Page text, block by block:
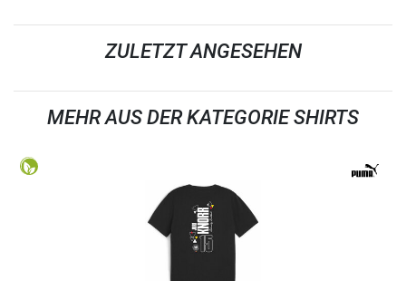
ZULETZT ANGESEHEN
MEHR AUS DER KATEGORIE SHIRTS